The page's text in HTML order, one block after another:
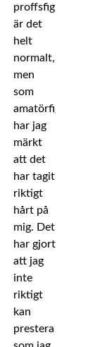
proffsfighter
är det
helt
normalt,
men
som
amatörfighter
har jag
märkt
att det
har tagit
riktigt
hårt på
mig. Det
har gjort
att jag
inte
riktigt
kan
prestera